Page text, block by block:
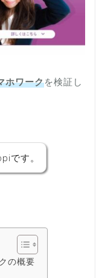
ホワークを検証し
です。
の概要